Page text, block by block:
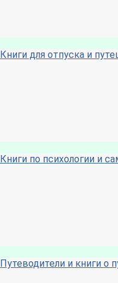
Книги для отпуска и
Книги по психологии и
Путеводители и книги о